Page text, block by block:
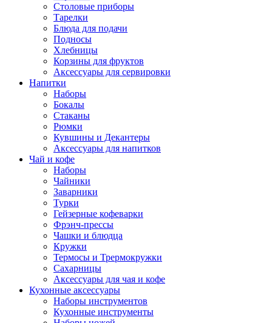
Столовые приборы
Тарелки
Блюда для подачи
Подносы
Хлебницы
Корзины для фруктов
Аксессуары для сервировки
Напитки
Наборы
Бокалы
Стаканы
Рюмки
Кувшины и Декантеры
Аксессуары для напитков
Чай и кофе
Наборы
Чайники
Заварники
Турки
Гейзерные кофеварки
Фрэнч-прессы
Чашки и блюдца
Кружки
Термосы и Трермокружки
Сахарницы
Аксессуары для чая и кофе
Кухонные аксессуары
Наборы инструментов
Кухонные инструменты